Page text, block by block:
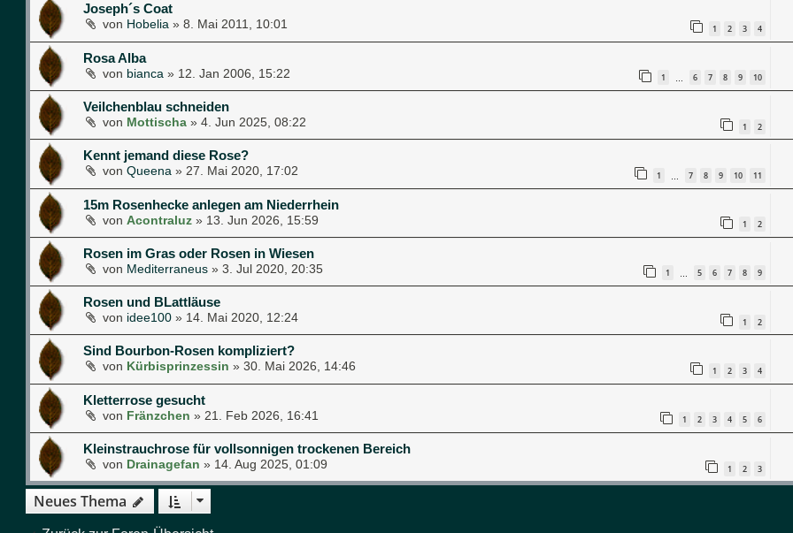
Joseph´s Coat
von Hobelia » 8. Mai 2011, 10:01 1 2 3 4
Rosa Alba
von bianca » 12. Jan 2006, 15:22 1 6 7 8 9 10
Veilchenblau schneiden
von Mottischa » 4. Jun 2025, 08:22 1 2
Kennt jemand diese Rose?
von Queena » 27. Mai 2020, 17:02 1 7 8 9 10 11
15m Rosenhecke anlegen am Niederrhein
von Acontraluz » 13. Jun 2026, 15:59 1 2
Rosen im Gras oder Rosen in Wiesen
von Mediterraneus » 3. Jul 2020, 20:35 1 … 5 6 7 8 9
Rosen und BLattläuse
von idee100 » 14. Mai 2020, 12:24 1 2
Sind Bourbon-Rosen kompliziert?
von Kürbisprinzessin » 30. Mai 2026, 14:46 1 2 3 4
Kletterrose gesucht
von Fränzchen » 21. Feb 2026, 16:41 1 2 3 4 5 6
Kleinstrauchrose für vollsonnigen trockenen Bereich
von Drainagefan » 14. Aug 2025, 01:09 1 2 3
Neues Thema